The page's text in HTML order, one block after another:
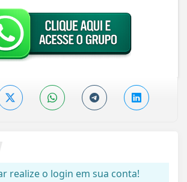
realize o login em sua conta!